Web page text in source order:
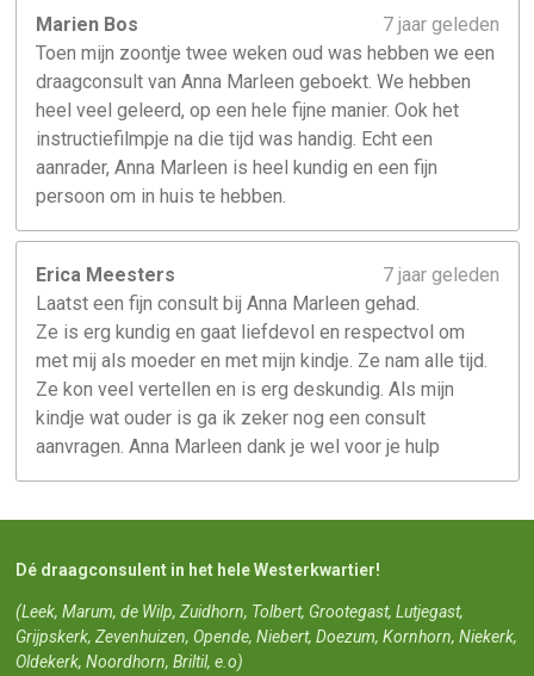
Marien Bos
7 jaar geleden
Toen mijn zoontje twee weken oud was hebben we een
draagconsult van Anna Marleen geboekt. We hebben
heel veel geleerd, op een hele fijne manier. Ook het
instructiefilmpje na die tijd was handig. Echt een
aanrader, Anna Marleen is heel kundig en een fijn
persoon om in huis te hebben.
Erica Meesters
7 jaar geleden
Laatst een fijn consult bij Anna Marleen gehad.
Ze is erg kundig en gaat liefdevol en respectvol om
met mij als moeder en met mijn kindje. Ze nam alle tijd.
Ze kon veel vertellen en is erg deskundig. Als mijn
kindje wat ouder is ga ik zeker nog een consult
aanvragen. Anna Marleen dank je wel voor je hulp
Dé draagconsulent in het hele Westerkwartier!
(Leek, Marum, de Wilp, Zuidhorn, Tolbert, Grootegast, Lutjegast,
Grijpskerk, Zevenhuizen, Opende, Niebert, Doezum, Kornhorn, Niekerk,
Oldekerk, Noordhorn, Briltil, e.o)